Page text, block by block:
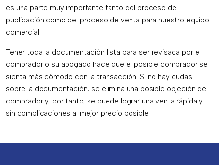
es una parte muy importante tanto del proceso de
publicación como del proceso de venta para nuestro equipo
comercial.
Tener toda la documentación lista para ser revisada por el
comprador o su abogado hace que el posible comprador se
sienta más cómodo con la transacción. Si no hay dudas
sobre la documentación, se elimina una posible objeción del
comprador y, por tanto, se puede lograr una venta rápida y
sin complicaciones al mejor precio posible.